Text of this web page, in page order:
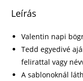
Leírás
Valentin napi
Tedd egyedivé
felirattal vagy
A sablonoknál